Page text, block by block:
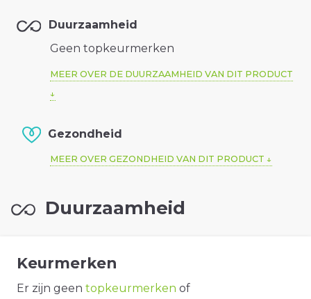
Duurzaamheid
Geen topkeurmerken
MEER OVER DE DUURZAAMHEID VAN DIT PRODUCT
Gezondheid
MEER OVER GEZONDHEID VAN DIT PRODUCT
Duurzaamheid
Keurmerken
Er zijn geen topkeurmerken of